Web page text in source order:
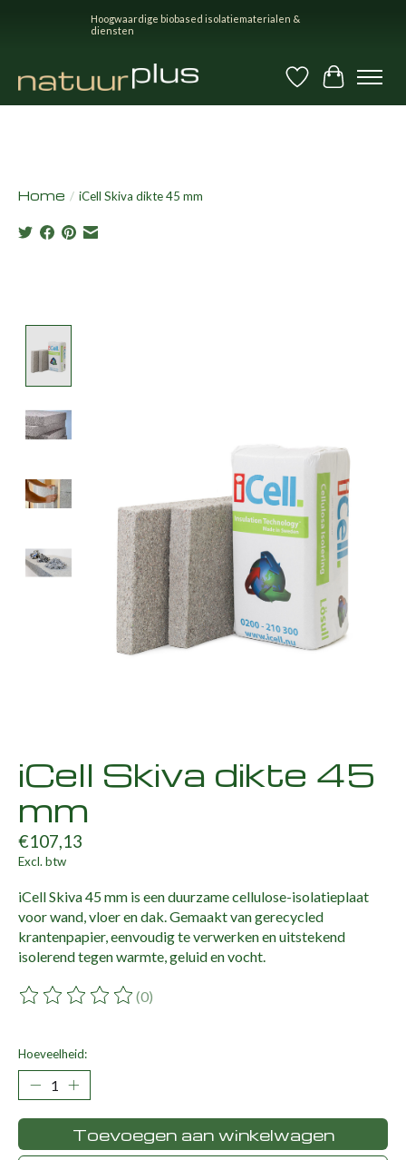
Hoogwaardige biobased isolatiematerialen &
diensten
Verlanglijst
Home / iCell Skiva dikte 45 mm
iCell Skiva dikte 45
mm
€107,13
Excl. btw
iCell Skiva 45 mm is een duurzame cellulose-isolatieplaat
voor wand, vloer en dak. Gemaakt van gerecycled
krantenpapier, eenvoudig te verwerken en uitstekend
isolerend tegen warmte, geluid en vocht.
De beoordeling van dit product is
(0)
Hoeveelheid:
Toevoegen aan winkelwagen